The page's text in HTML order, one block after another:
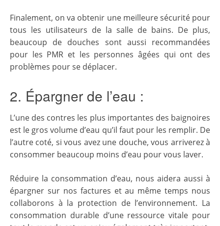
Finalement, on va obtenir une meilleure sécurité pour
tous les utilisateurs de la salle de bains. De plus,
beaucoup de douches sont aussi recommandées
pour les PMR et les personnes âgées qui ont des
problèmes pour se déplacer.
2. Épargner de l’eau :
L’une des contres les plus importantes des baignoires
est le gros volume d’eau qu’il faut pour les remplir. De
l’autre coté, si vous avez une douche, vous arriverez à
consommer beaucoup moins d’eau pour vous laver.
Réduire la consommation d’eau, nous aidera aussi à
épargner sur nos factures et au même temps nous
collaborons à la protection de l’environnement. La
consommation durable d’une ressource vitale pour